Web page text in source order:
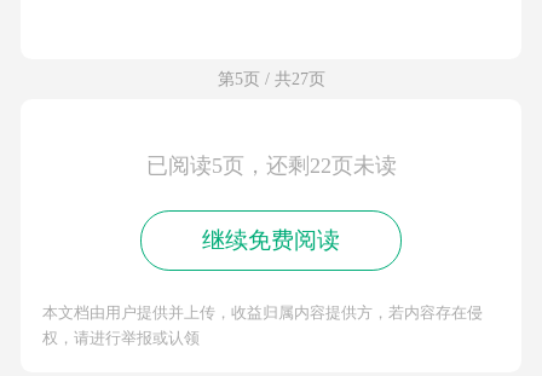
第5页 / 共27页
已阅读5页，还剩22页未读
继续免费阅读
本文档由用户提供并上传，收益归属内容提供方，若内容存在侵
权，请进行举报或认领